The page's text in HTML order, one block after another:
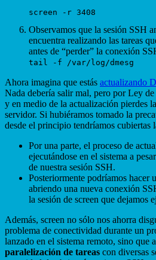
Observamos que la sesión SSH
encuentra realizando las tareas
antes de “perder” la conexión
tail -f /var/log/dmesg
Ahora imagina que estás actualizando
Nada debería salir mal, pero por Ley
y en medio de la actualización pierdes
servidor. Si hubiéramos tomado la
desde el principio tendríamos cubiertas
Por una parte, el proceso de
ejecutándose en el sistema a
de nuestra sesión SSH.
Posteriormente podríamos hacer
abriendo una nueva conexión
la sesión de screen que dejamos
Además, screen no sólo nos ahorra
problema de conectividad durante un
lanzado en el sistema remoto, sino que
paralelización de tareas con diversas